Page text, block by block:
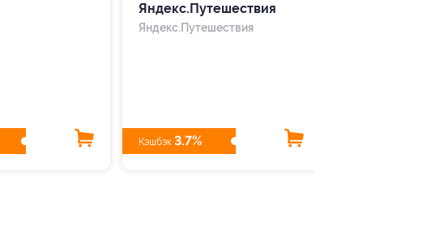
Яндекс.Путешествия
Яндекс.Путешествия
Кэшбэк 3.7%